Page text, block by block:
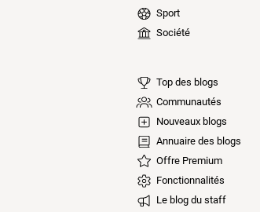
Sport
Société
Top des blogs
Communautés
Nouveaux blogs
Annuaire des blogs
Offre Premium
Fonctionnalités
Le blog du staff